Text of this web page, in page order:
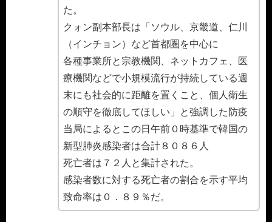
た。
クォン副本部長は「ソウル、京畿道、仁川
（インチョン）など首都圏を中心に
各種事業所と宗教機関、ネットカフェ、医
療機関などで小規模流行が持続している週
末にも社会的に距離を置くこと、個人衛生
の順守を徹底してほしい」と強調した防疫
当局によるとこの日午前０時基準で韓国の
新型肺炎感染者は合計８０８６人
死亡者は７２人と集計された。
感染者数に対する死亡者の割合を示す平均
致命率は０．８９％だ。